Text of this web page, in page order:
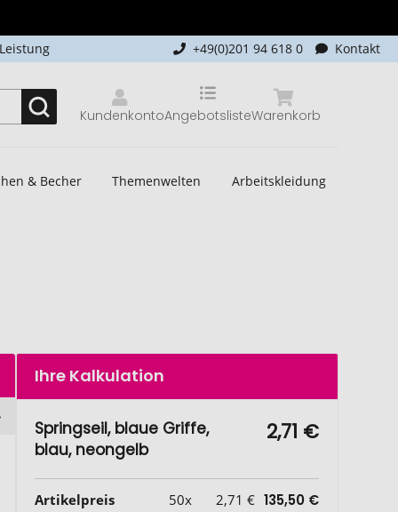
+49(0)201 94 618 0 Kontakt
Kundenkonto Warenkorb
Angebotsliste
& Becher Themenwelten Arbeitskleidung
Ihre Kalkulation
Springseil, blaue Griffe,
blau, neongelb
2,71 €
Artikelpreis 50x 2,71 € 135,50 €